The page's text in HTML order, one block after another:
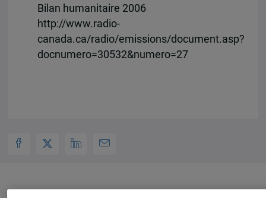
Bilan humanitaire 2006
http://www.radio-
canada.ca/radio/emissions/document.asp?
docnumero=30532&numero=27